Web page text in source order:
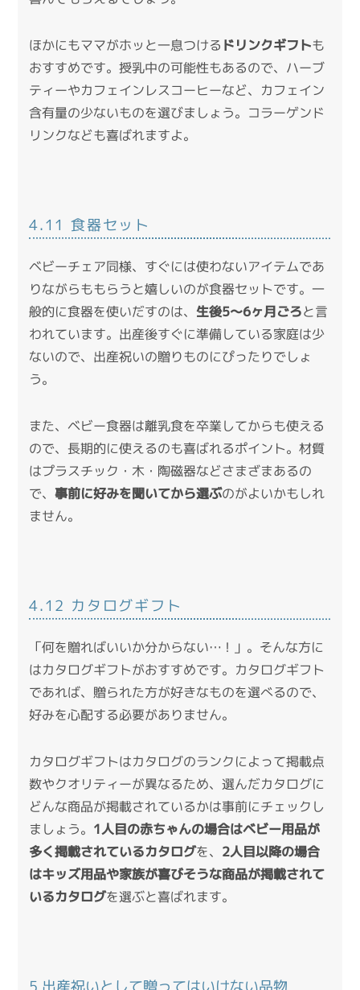
ほかにもママがホッと一息つける ドリンクギフトも
おすすめです。授乳中の可能性もあるので、ハーブ
ティーやカフェインレスコーヒーなど、カフェイン
含有量の少ないものを選びましょう。コラーゲンド
リンクなども喜ばれますよ。
4.11 食器セット
ベビーチェア同様、すぐには使わないアイテムであ
りながらももらうと嬉しいのが食器セットです。一
般的に食器を使いだすのは、生後5～6ヶ月ごろと言
われています。出産後すぐに準備している家庭は少
ないので、出産祝いの贈りものにぴったりでしょ
う。
また、ベビー食器は離乳食を卒業してからも使える
ので、長期的に使えるのも喜ばれるポイント。材質
はプラスチック・木・陶磁器などさまざまあるの
で、事前に好みを聞いてから選ぶのがよいかもしれ
ません。
4.12 カタログギフト
「何を贈ればいいか分からない…！」。そんな方に
はカタログギフトがおすすめです。カタログギフト
であれば、贈られた方が好きなものを選べるので、
好みを心配する必要がありません。
カタログギフトはカタログのランクによって掲載点
数やクオリティーが異なるため、選んだカタログに
どんな商品が掲載されているかは事前にチェックし
ましょう。 1人目の赤ちゃんの場合はベビー用品が
多く掲載されているカタログを、 2人目以降の場合
はキッズ用品や家族が喜びそうな商品が掲載されて
いるカタログを選ぶと喜ばれます。